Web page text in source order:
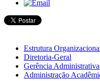
Estrutura
Diretoria-Geral
Gerência Administrativa
Administração